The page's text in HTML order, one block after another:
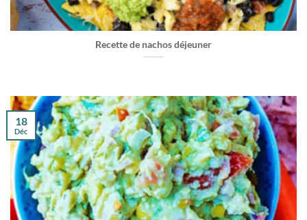
Recette de nachos déjeuner
18
Déc